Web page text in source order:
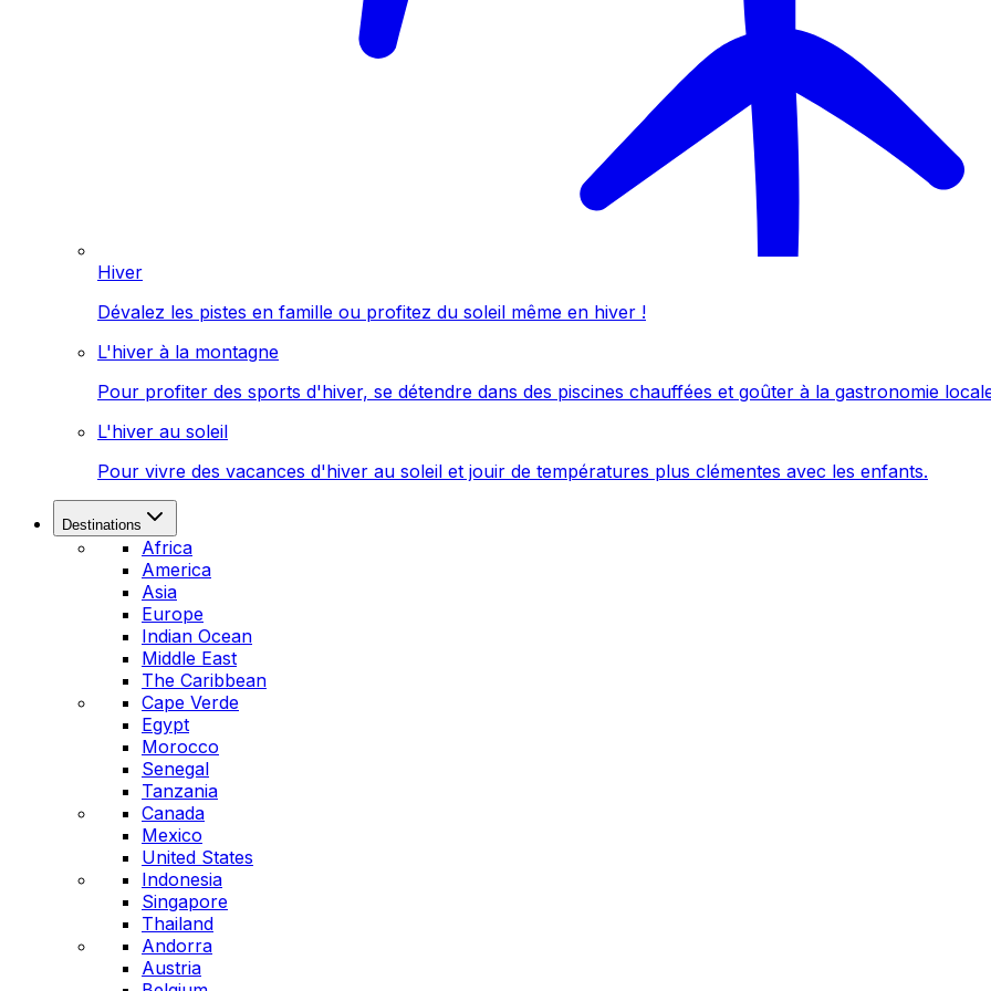
Hiver
Dévalez les pistes en famille ou profitez du soleil même en hiver !
L'hiver à la montagne
Pour profiter des sports d'hiver, se détendre dans des piscines chauffées et goûter à la gastronomie
L'hiver au soleil
Pour vivre des vacances d'hiver au soleil et jouir de températures plus clémentes avec les enfants.
Destinations
Africa
America
Asia
Europe
Indian Ocean
Middle East
The Caribbean
Cape Verde
Egypt
Morocco
Senegal
Tanzania
Canada
Mexico
United States
Indonesia
Singapore
Thailand
Andorra
Austria